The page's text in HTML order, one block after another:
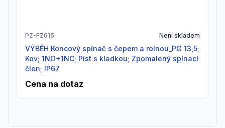
PZ-FZ615 Není skladem
VÝBĚH Koncový spínač s čepem a rolnou_PG 13,5;
Kov; 1NO+1NC; Píst s kladkou; Zpomalený spínací
člen; IP67
Cena na dotaz